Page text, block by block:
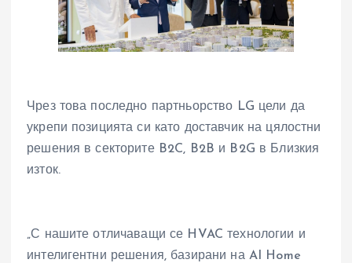
Чрез това последно партньорство LG цели да
укрепи позицията си като доставчик на цялостни
решения в секторите B2C, B2B и B2G в Близкия
изток.
„С нашите отличаващи се HVAC технологии и
интелигентни решения, базирани на AI Home